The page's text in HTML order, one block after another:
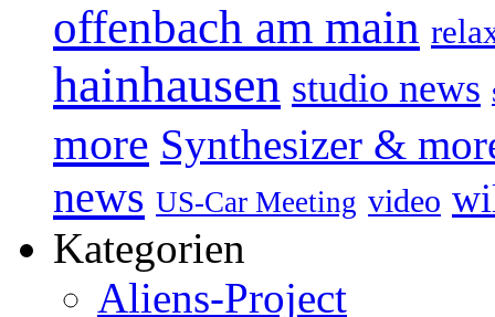
offenbach am main
hainhausen studio news
more Synthesizer &
news US-Car Meeting video
Kategorien
Aliens-Project